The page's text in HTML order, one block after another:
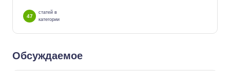
47
статей в
категории
Обсуждаемое